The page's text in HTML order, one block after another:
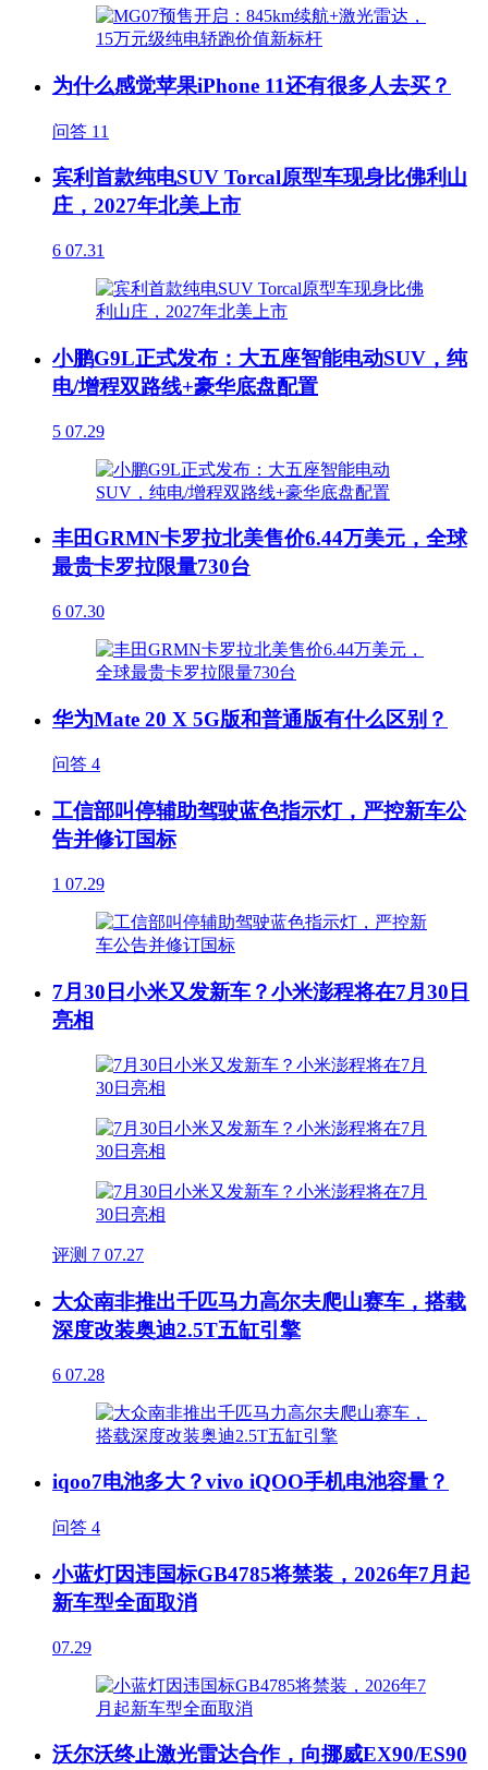
为什么感觉苹果iPhone 11还有很多人去买？
问答 11
宾利首款纯电SUV Torcal原型车现身比佛利山
庄，2027年北美上市
6 07.31
小鹏G9L正式发布：大五座智能电动SUV，纯
电/增程双路线+豪华底盘配置
5 07.29
丰田GRMN卡罗拉北美售价6.44万美元，全球
最贵卡罗拉限量730台
6 07.30
华为Mate 20 X 5G版和普通版有什么区别？
问答 4
工信部叫停辅助驾驶蓝色指示灯，严控新车公
告并修订国标
1 07.29
7月30日小米又发新车？小米澎程将在7月30日
亮相
评测 7 07.27
大众南非推出千匹马力高尔夫爬山赛车，搭载
深度改装奥迪2.5T五缸引擎
6 07.28
iqoo7电池多大？vivo iQOO手机电池容量？
问答 4
小蓝灯因违国标GB4785将禁装，2026年7月起
新车型全面取消
07.29
沃尔沃终止激光雷达合作，向挪威EX90/ES90